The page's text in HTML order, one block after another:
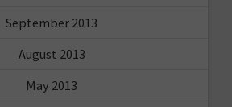
September 2013
August 2013
May 2013